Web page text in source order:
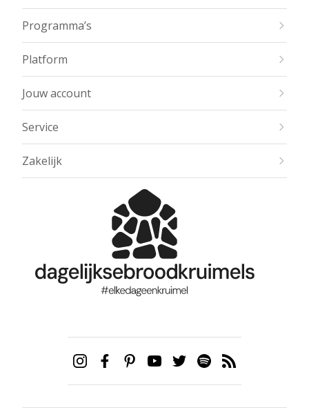
Programma’s
Platform
Jouw account
Service
Zakelijk